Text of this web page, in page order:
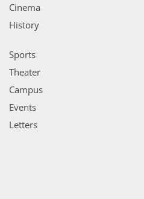
Cinema
History
Sports
Theater
Campus
Events
Letters